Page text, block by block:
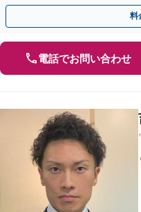
漢／盗撮／のぞき／その他性犯
料
電話でお問い合わせ